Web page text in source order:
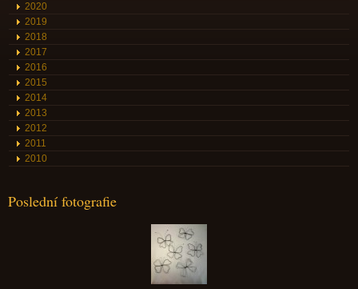
2020
2019
2018
2017
2016
2015
2014
2013
2012
2011
2010
Poslední fotografie